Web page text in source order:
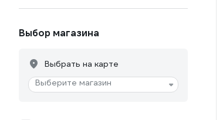
Выбор магазина
Выбрать на карте
Выберите магазин